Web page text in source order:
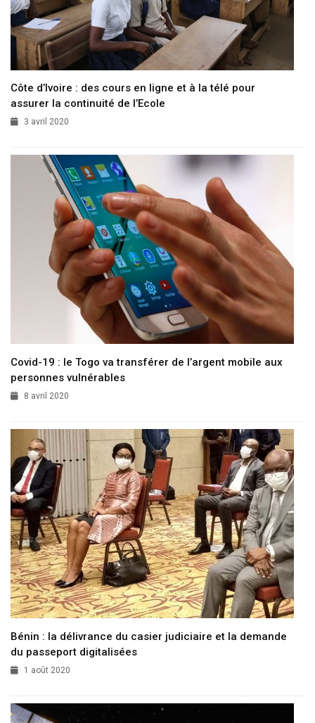
Côte d’Ivoire : des cours en ligne et à la télé pour
assurer la continuité de l’Ecole
3 avril 2020
Covid-19 : le Togo va transférer de l’argent mobile aux
personnes vulnérables
8 avril 2020
Bénin : la délivrance du casier judiciaire et la demande
du passeport digitalisées
1 août 2020